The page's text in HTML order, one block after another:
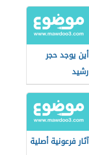
أين يوجد حجر
رشيد
آثار فرعونية أصلية